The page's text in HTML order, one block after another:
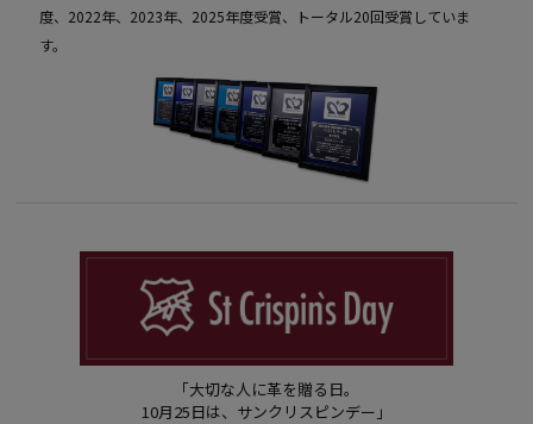
度、2022年、2023年、2025年度受賞、トータル20回受賞していま
す。
「大切な人に革を贈る日。
10月25日は、サンクリスピンデー」